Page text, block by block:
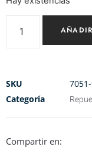
SKU
Categoría
Compartir en: